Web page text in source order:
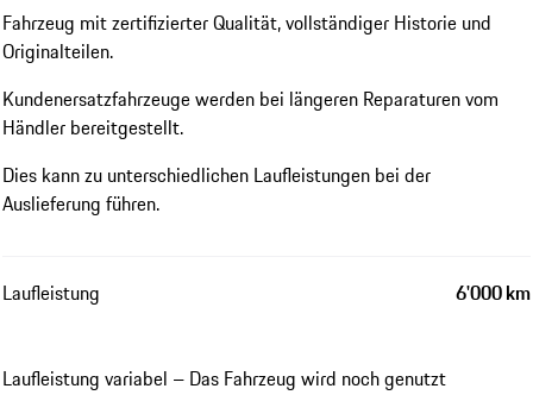
Fahrzeug mit zertifizierter Qualität, vollständiger Historie und
Originalteilen.
Kundenersatzfahrzeuge werden bei längeren Reparaturen vom
Händler bereitgestellt.
Dies kann zu unterschiedlichen Laufleistungen bei der
Auslieferung führen.
Laufleistung 6'000 km
Laufleistung variabel – Das Fahrzeug wird noch genutzt